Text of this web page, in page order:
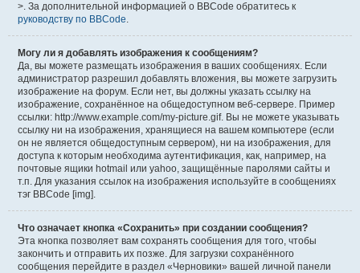
>. За дополнительной информацией о BBCode обратитесь к
руководству по BBCode.
Могу ли я добавлять изображения к сообщениям?
Да, вы можете размещать изображения в ваших сообщениях. Если
администратор разрешил добавлять вложения, вы можете загрузить
изображение на форум. Если нет, вы должны указать ссылку на
изображение, сохранённое на общедоступном веб-сервере. Пример
ссылки: http://www.example.com/my-picture.gif. Вы не можете указывать
ссылку ни на изображения, хранящиеся на вашем компьютере (если
он не является общедоступным сервером), ни на изображения, для
доступа к которым необходима аутентификация, как, например, на
почтовые ящики hotmail или yahoo, защищённые паролями сайты и
т.п. Для указания ссылок на изображения используйте в сообщениях
тэг BBCode [img].
Что означает кнопка «Сохранить» при создании сообщения?
Эта кнопка позволяет вам сохранять сообщения для того, чтобы
закончить и отправить их позже. Для загрузки сохранённого
сообщения перейдите в раздел «Черновики» вашей личной панели